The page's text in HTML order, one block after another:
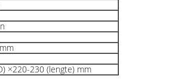
×220-230 (lengte) mm